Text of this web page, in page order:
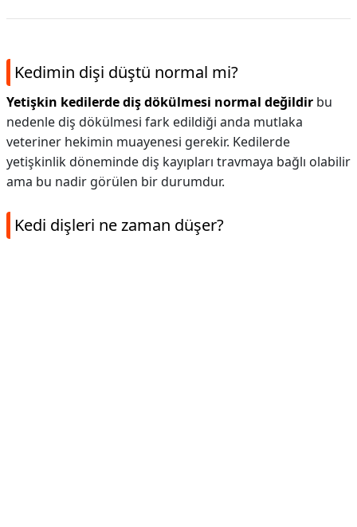
Kedimin dişi düştü normal mi?
Yetişkin kedilerde diş dökülmesi normal değildir bu
nedenle diş dökülmesi fark edildiği anda mutlaka
veteriner hekimin muayenesi gerekir. Kedilerde
yetişkinlik döneminde diş kayıpları travmaya bağlı olabilir
ama bu nadir görülen bir durumdur.
Kedi dişleri ne zaman düşer?